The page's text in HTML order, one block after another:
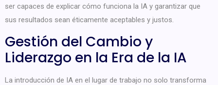
ser capaces de explicar cómo funciona la IA y garantizar que
sus resultados sean éticamente aceptables y justos.
Gestión del Cambio y
Liderazgo en la Era de la IA
La introducción de IA en el lugar de trabajo no solo transforma